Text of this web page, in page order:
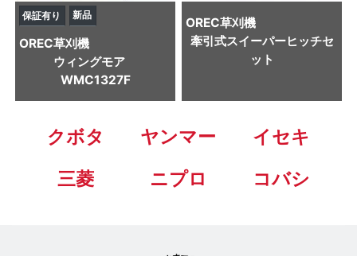
保証有り 新品
OREC草刈機
ウィングモア
WMC1327F
OREC草刈機
牽引式スイーパーヒッチセ
ット
クボタ ヤンマー
イセキ
三菱
ニプロ コバシ